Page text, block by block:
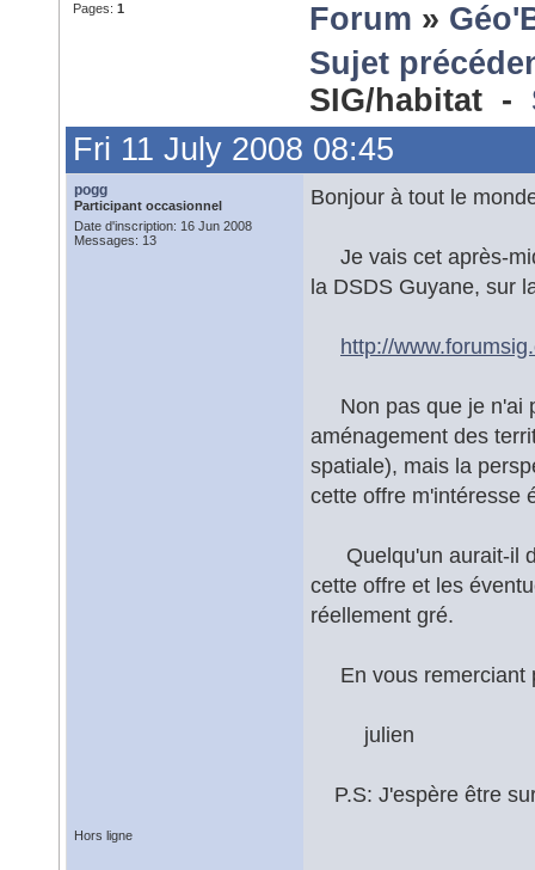
Pages: 1 Forum »
Sujet
SIG/habitat -
Fri 11 July 2008 08:45
pogg
Participant occasionnel
Date d'inscription: 16 Jun 2008
Messages: 13
Bonjour à tout le
Je vais cet après-
la DSDS Guyane, sur
http://
Non pas que je n'ai
aménagement des
spatiale), mais la
cette offre m'intéresse
Quelqu'un aurait-il
cette offre et les
réellement gré.
En vous remerciant
julien
P.S: J'espère être
Hors ligne